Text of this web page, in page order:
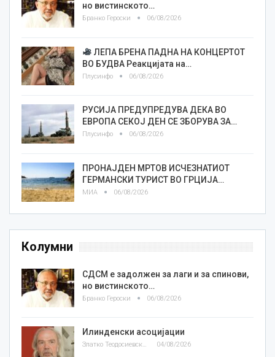
но вистинското…
Бранко Героски 06/08/2026
ЛЕПА БРЕНА ПАДНА НА КОНЦЕРТОТ
ВО БУДВА Реакцијата на…
Плусинфо 06/08/2026
РУСИЈА ПРЕДУПРЕДУВА ДЕКА ВО
ЕВРОПА СЕКОЈ ДЕН СЕ ЗБОРУВА ЗА…
Плусинфо 06/08/2026
ПРОНАЈДЕН МРТОВ ИСЧЕЗНАТИОТ
ГЕРМАНСКИ ТУРИСТ ВО ГРЦИЈА…
МИА 06/08/2026
Колумни
СДСМ е задолжен за лаги и за спинови,
но вистинското…
Бранко Героски 06/08/2026
Илинденски асоцијации
Златко Теодосиевски 04/08/2026